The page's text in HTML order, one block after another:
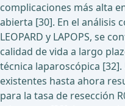
complicaciones más alta
abierta [30]. En el análisis
LEOPARD y LAPOPS, se
calidad de vida a largo
técnica laparoscópica
existentes hasta ahora
para la tasa de resección